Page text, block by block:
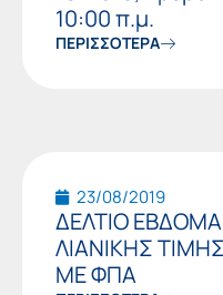
10:00 π.μ.
ΠΕΡΙΣΣΟΤΕΡΑ
23/08/2019
ΔΕΛΤΙΟ
ΛΙΑΝΙΚΗΣ
ΜΕ ΦΠΑ